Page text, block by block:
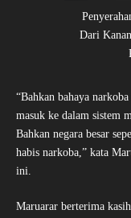
Dari
“Bahkan bahaya
masuk ke dalam sistem
Bahkan negara besar
habis narkoba,” kata
ini.
Maruarar berterima